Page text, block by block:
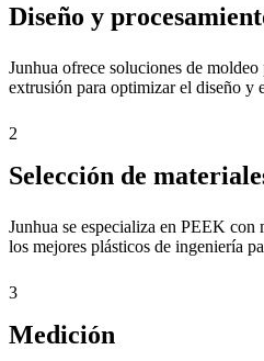
Diseño y
Junhua ofrece soluciones de
extrusión para optimizar el diseño y
2
Selección de
Junhua se especializa en PEEK con
los mejores plásticos de ingeniería
3
Medición